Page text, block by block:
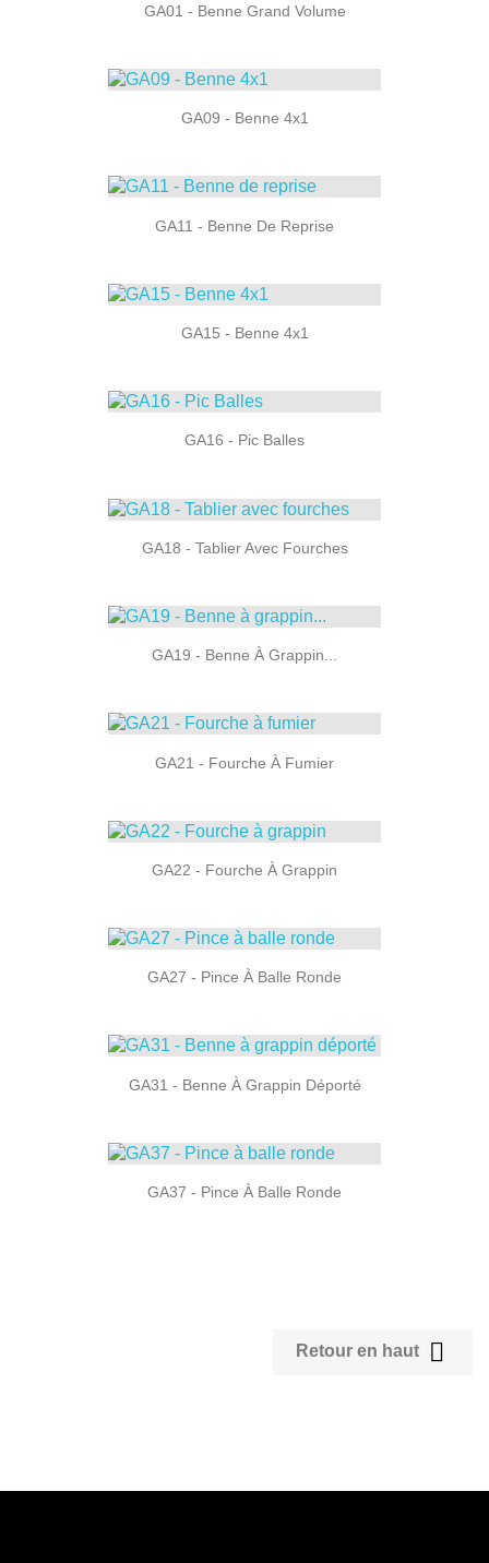
GA01 - Benne Grand Volume
GA09 - Benne 4x1
GA11 - Benne De Reprise
GA15 - Benne 4x1
GA16 - Pic Balles
GA18 - Tablier Avec Fourches
GA19 - Benne À Grappin...
GA21 - Fourche À Fumier
GA22 - Fourche À Grappin
GA27 - Pince À Balle Ronde
GA31 - Benne À Grappin Déporté
GA37 - Pince À Balle Ronde
Retour en haut 